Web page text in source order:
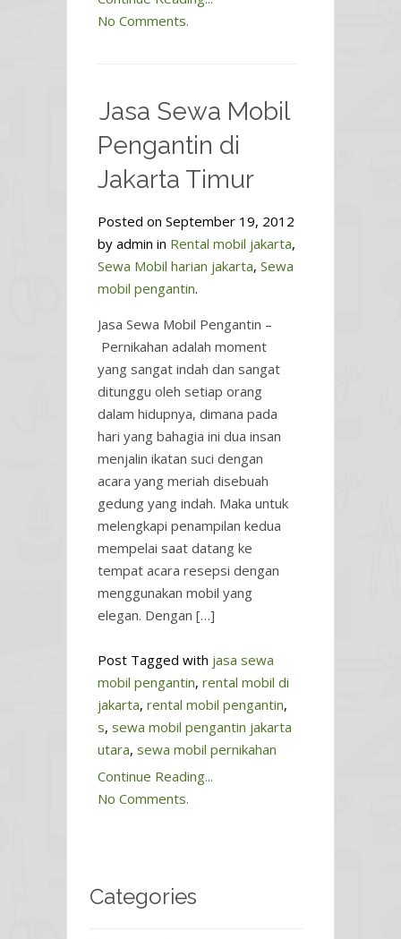
No Comments.
Jasa Sewa Mobil
Pengantin di
Jakarta Timur
Posted on September 19, 2012
by admin in Rental mobil jakarta,
Sewa Mobil harian jakarta, Sewa
mobil pengantin.
Jasa Sewa Mobil Pengantin –
Pernikahan adalah moment
yang sangat indah dan sangat
ditunggu oleh setiap orang
dalam hidupnya, dimana pada
hari yang bahagia ini dua insan
menjalin ikatan suci dengan
acara yang meriah disebuah
gedung yang indah. Maka untuk
melengkapi penampilan kedua
mempelai saat datang ke
tempat acara resepsi dengan
menggunakan mobil yang
elegan. Dengan […]
Post Tagged with jasa sewa
mobil pengantin, rental mobil di
jakarta, rental mobil pengantin,
s, sewa mobil pengantin jakarta
utara, sewa mobil pernikahan
Continue Reading...
No Comments.
Categories